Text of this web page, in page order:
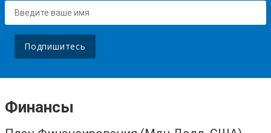
Подпишитесь
Финансы